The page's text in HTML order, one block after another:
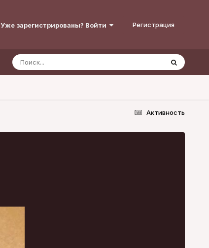
Уже зарегистрированы? Войти Регистрация
Активность